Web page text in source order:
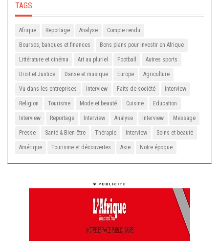
TAGS
Afrique Reportage Analyse Compte rendu
Bourses, banques et finances Bons plans pour investir en Afrique
Littérature et cinéma Art au pluriel Football Autres sports
Droit et Justice Danse et musique Europe Agriculture
Vu dans les entreprises Interview Faits de société Interview
Religion Tourisme Mode et beauté Cuisine Education
Interview Reportage Interview Analyse Interview Message
Presse Santé & Bien-être Thérapie Interview Soins et beauté
Amérique Tourisme et découvertes Asie Notre époque